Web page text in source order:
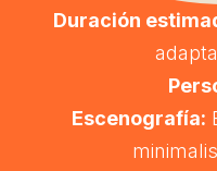
Duración
Escenografía: